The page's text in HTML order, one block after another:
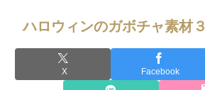
ハロウィンのガボチャ素材３
X Facebook